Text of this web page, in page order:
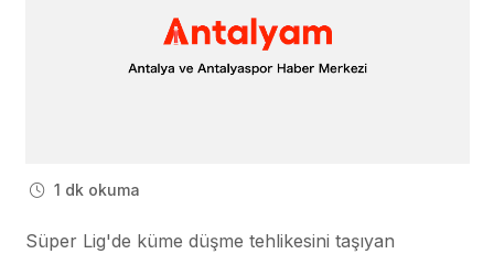
1 dk okuma
Süper Lig'de küme düşme tehlikesini taşıyan